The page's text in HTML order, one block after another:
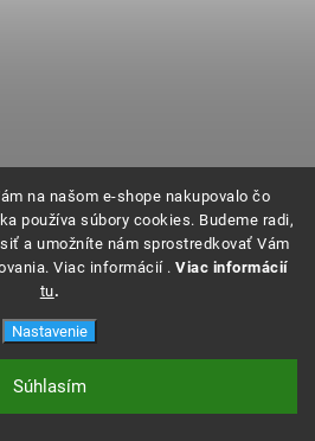
na našom e-shope nakupovalo čo
používa súbory cookies. Budeme radi,
a umožníte nám sprostredkovať Vám
Viac informácií .Viac informácií
tu.
Nastavenie
Súhlasím